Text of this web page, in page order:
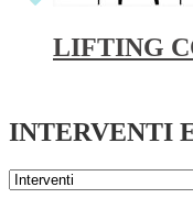
LIFTING
INTERVENTI